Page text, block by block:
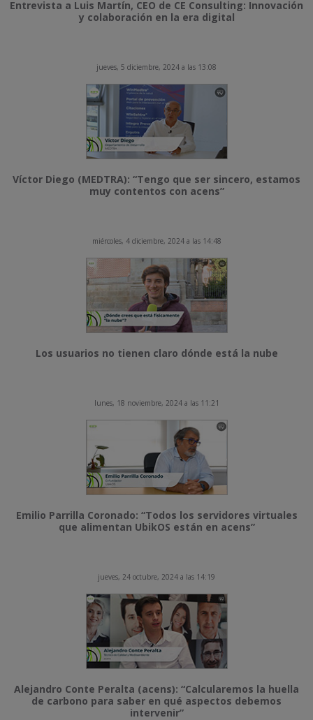
Entrevista a Luis Martín, CEO de CE Consulting: Innovación
y colaboración en la era digital
jueves, 5 diciembre, 2024 a las 13:08
Víctor Diego (MEDTRA): “Tengo que ser sincero, estamos
muy contentos con acens”
miércoles, 4 diciembre, 2024 a las 14:48
Los usuarios no tienen claro dónde está la nube
lunes, 18 noviembre, 2024 a las 11:21
Emilio Parrilla Coronado: “Todos los servidores virtuales
que alimentan UbikOS están en acens”
jueves, 24 octubre, 2024 a las 14:19
Alejandro Conte Peralta (acens): “Calcularemos la huella
de carbono para saber en qué aspectos debemos
intervenir”